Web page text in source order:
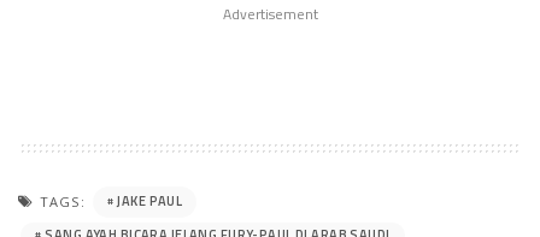
Advertisement
TAGS:
JAKE PAUL